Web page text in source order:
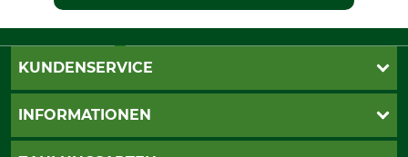
KUNDENSERVICE
Katalogbestellung
INFORMATIONEN